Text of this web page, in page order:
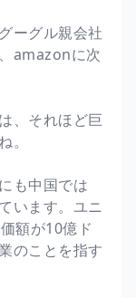
ーグル親会社
amazonに次
、それほど巨
。
も中国では
います。ユニ
額が10億ド
のことを指す